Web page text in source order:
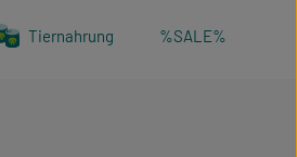
Tiernahrung %SALE%